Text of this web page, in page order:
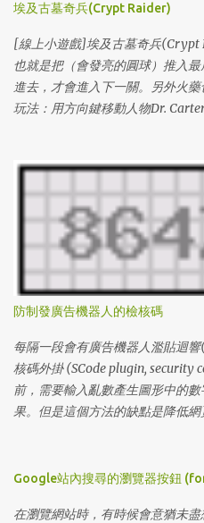
埃及古墓奇兵(Crypt Raider)
[線上小遊戲]埃及古墓奇兵(Crypt
也就是把（會發亮的圓球）推入
進去，才會進入下一關。另外火藥
玩法：用方向鍵移動人物Dr.
100) & levelcodes) 1
4 lZ4DJKCGM46 5
lUATCLAZHAU 8 lKPU91XGSMG
11 lUZLUV05WJ5 12
lL0LOD3SNZQ 15 lV9HLCQJW0Z
lCFF6Z4PWAQ 21 lS3F44JY4LG
24 l6PEUSYSJ3I 25 lU6I3685MLA
lI6BN8BHK5E 28 lLWB65SAYF1
l2VRIKKRJXL 31 l6R96LV6DI4 32
34 lDA13UNFJIA 35
l477S23DCHQ 38 lKZREX9NC48
防制發廣告機器人的檢核碼
每隔一段會有廣告機器人濫貼迴
核碼外掛 (SCode plugin, security
前，需要輸入亂數產生圖形中的
果。但是這個方法的缺點是降低
jsen的 檢核碼外掛 網頁，下載
寫 * 設定檢核碼的長度(my
Google站內搜尋的瀏覽器按鈕
在瀏覽網站時，有時候會意猶未